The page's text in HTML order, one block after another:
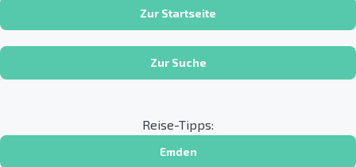
Zur Startseite
Zur Suche
Reise-Tipps:
Emden